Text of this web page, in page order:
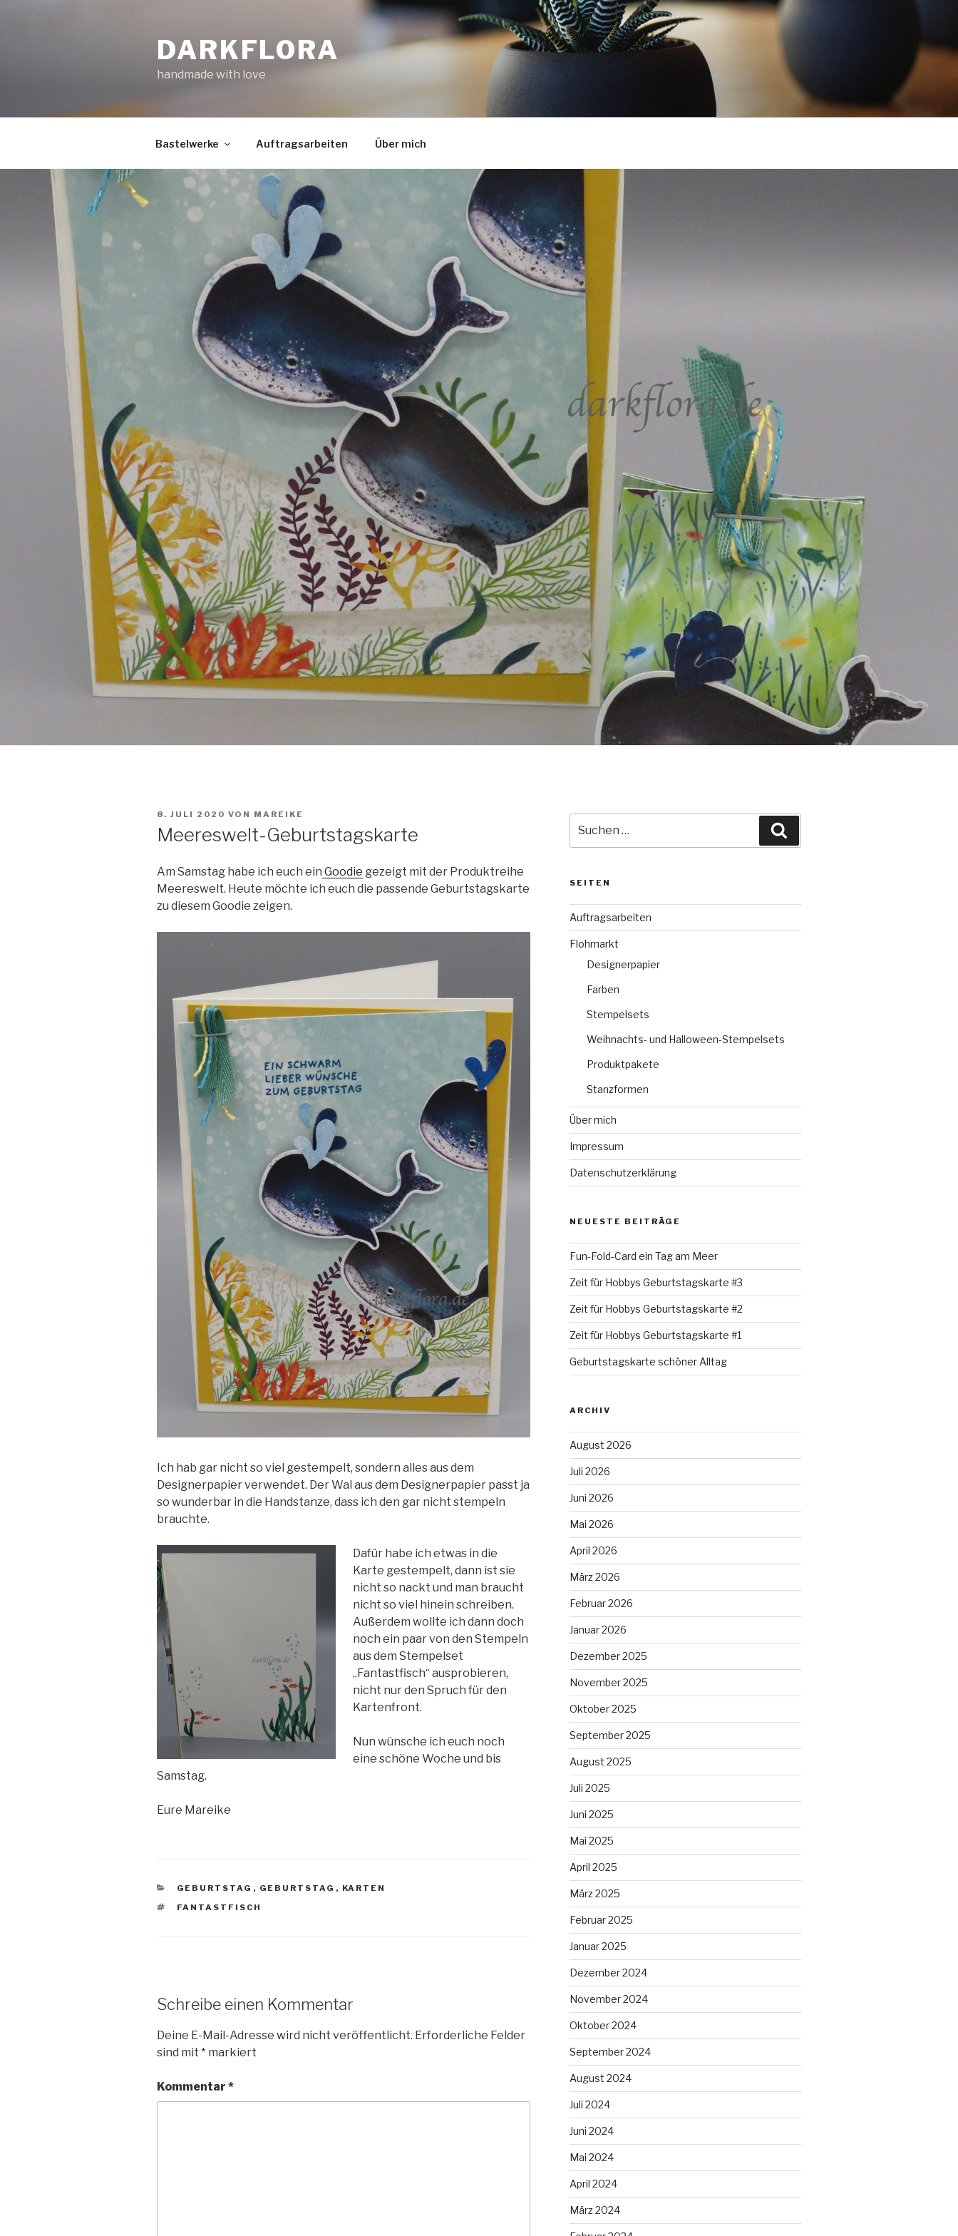
DARKFLORA
handmade with love
Bastelwerke Auftragsarbeiten Über mich
VERÖFFENTLICHT
8. JULI 2020 VON MAREIKE
Meereswelt-Geburtstagskarte
Am Samstag habe ich euch ein Goodie gezeigt mit der Produktreihe
Meereswelt. Heute möchte ich euch die passende Geburtstagskarte
zu diesem Goodie zeigen.
Ich hab gar nicht so viel gestempelt, sondern alles aus dem
Designerpapier verwendet. Der Wal aus dem Designerpapier passt ja
so wunderbar in die Handstanze, dass ich den gar nicht stempeln
brauchte.
Dafür habe ich etwas in die
Karte gestempelt, dann ist sie
nicht so nackt und man braucht
nicht so viel hinein schreiben.
Außerdem wollte ich dann doch
noch ein paar von den Stempeln
aus dem Stempelset
„Fantastfisch“ ausprobieren,
nicht nur den Spruch für den
Kartenfront.
Nun wünsche ich euch noch
eine schöne Woche und bis
Samstag.
Eure Mareike
KATEGORIEN
GEBURTSTAG , GEBURTSTAG , KARTEN
SCHLAGWÖRTER
FANTASTFISCH
Schreibe einen Kommentar
Deine E-Mail-Adresse wird nicht veröffentlicht. Erforderliche Felder
sind mit * markiert
Kommentar *
nach:
SEITEN
Auftragsarbeiten
Flohmarkt
Designerpapier
Farben
Stempelsets
Weihnachts- und Halloween-Stempelsets
Produktpakete
Stanzformen
Über mich
Impressum
Datenschutzerklärung
NEUESTE BEITRÄGE
Fun-Fold-Card ein Tag am Meer
Zeit für Hobbys Geburtstagskarte #3
Zeit für Hobbys Geburtstagskarte #2
Zeit für Hobbys Geburtstagskarte #1
Geburtstagskarte schöner Alltag
ARCHIV
August 2026
Juli 2026
Juni 2026
Mai 2026
April 2026
März 2026
Februar 2026
Januar 2026
Dezember 2025
November 2025
Oktober 2025
September 2025
August 2025
Juli 2025
Juni 2025
Mai 2025
April 2025
März 2025
Februar 2025
Januar 2025
Dezember 2024
November 2024
Oktober 2024
September 2024
August 2024
Juli 2024
Juni 2024
Mai 2024
April 2024
März 2024